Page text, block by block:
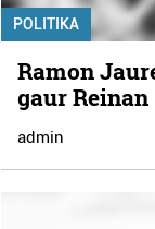
POLITIKA
Ramon
gaur Reinan
admin